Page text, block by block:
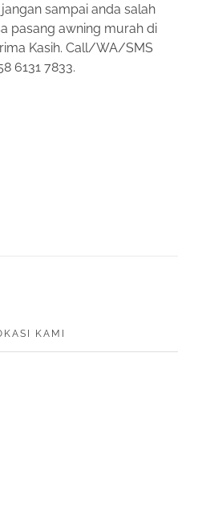
sampai anda salah
pasang awning murah di
Kasih. Call/WA/SMS
6131 7833.
KAMI